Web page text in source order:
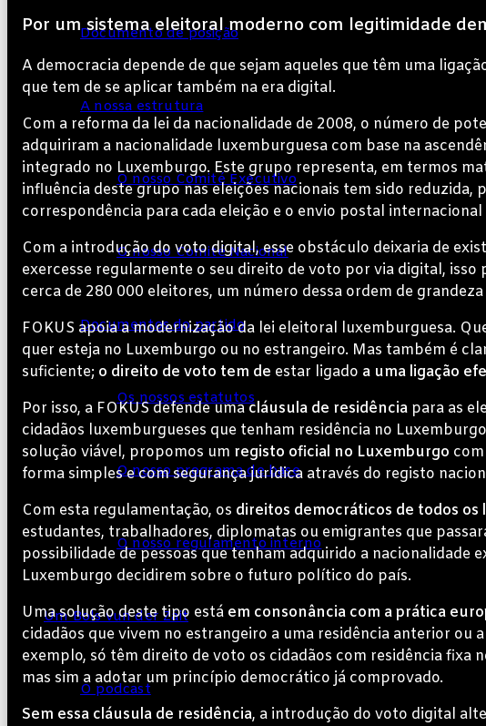
Documento de posição
A nossa estrutura
O nosso Comité Executivo
O nosso Comité Nacional
Documentos do partido
Os nossos estatutos
O nosso programa de base
O nosso regulamento interno
Um Bols vun der Zäit
O podcast
Por um sistema eleitoral moderno com legitimidade
A democracia depende de que sejam aqueles que têm uma
que tem de se aplicar também na era digital.
Com a reforma da lei da nacionalidade de 2008, o número de
adquiriram a nacionalidade luxemburguesa com base na
integrado no Luxemburgo. Este grupo representa, em termos
influência deste grupo nas eleições nacionais tem sido
correspondência para cada eleição e o envio postal
Com a introdução do voto digital, esse obstáculo deixaria de
exercesse regularmente o seu direito de voto por via digital, isso
cerca de 280 000 eleitores, um número dessa ordem de
FOKUS apoia a modernização da lei eleitoral luxemburguesa.
quer esteja no Luxemburgo ou no estrangeiro. Mas também é
suficiente; o direito de voto tem de estar ligado a uma ligação
Por isso, a FOKUS defende umacláusula de residência para as
cidadãos luxemburgueses que tenham residência no
solução viável, propomos um registo oficial no Luxemburgo
forma simples e com segurança jurídica através do registo
Com esta regulamentação, os direitos democráticos de todos
estudantes, trabalhadores, diplomatas ou emigrantes que
possibilidade de pessoas que tenham adquirido a nacionalidade
Luxemburgo decidirem sobre o futuro político do país.
Uma solução deste tipo está em consonância com a prática
cidadãos que vivem no estrangeiro a uma residência anterior ou
exemplo, só têm direito de voto os cidadãos com residência
mas sim a adotar um princípio democrático já comprovado.
Sem essa cláusula de residência, a introdução do voto digital